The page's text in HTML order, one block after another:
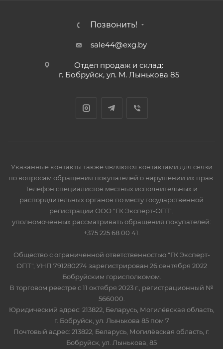
Позвонить!
sale44@exg.by
Отдел продаж и склад:
г. Бобруйск, ул. М. Лынькова 85
Указанные контакты также являются контактами для связи
по вопросам обращения покупателей о нарушении их прав.
Телефон специалистов местных исполнительных и
распорядительных органов по месту государственной
регистрации ООО "ГК Эксперт-ОПТ",
уполномоченных рассматривать обращения покупателей:
+375 225 68 00 41.
Общество с ограниченной ответственностью "ГК Эксперт-
ОПТ", УНП 791280274 зарегистрирован 26 сентября 2022
Бобруйским горисполкомом.
В торговом реестре с 11 октября 2023 г., регистрационный №
566000.
Юридический адрес: 213822, Беларусь, Могилёвская область,
г. Бобруйск, ул. Лынькова 85 пом 7
Почтовый адрес: 213822, Беларусь, Могилёвская область, г.
Бобруйск, ул. Лынькова, 85